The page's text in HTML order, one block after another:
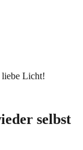
liebe Licht!
selbst